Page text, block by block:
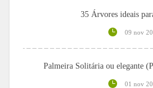
35 Árvores ideais
09 nov
Palmeira Solitária ou elegante
01 nov